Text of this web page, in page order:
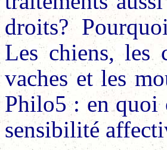
droits?
Les chiens, les
vaches et les
Philo5 : en quoi
sensibilité